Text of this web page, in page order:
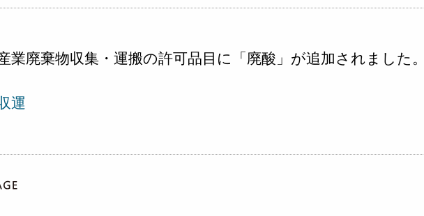
業廃棄物収集・運搬の許可品目に「廃酸」が追加されました
運